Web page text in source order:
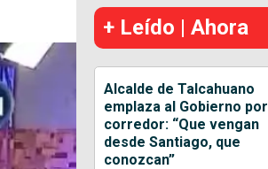
+ Leído | Ahora
Alcalde de Talcahuano
emplaza al Gobierno por
corredor: “Que vengan
desde Santiago, que
conozcan”